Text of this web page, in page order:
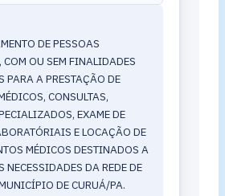
DE PESSOAS
OU SEM FINALIDADES
PARA A PRESTAÇÃO DE
CONSULTAS,
EXAME DE
E LOCAÇÃO DE
MÉDICOS DESTINADOS A
NECESSIDADES DA REDE DE
DE CURUÁ/PA.